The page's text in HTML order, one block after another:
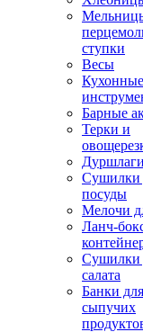
ступки
Весы
Кухонные
Барные
Терки и
Сушилки
посуды
Мелочи
Ланч-
Сушилки
салата
Банки для
сыпучих